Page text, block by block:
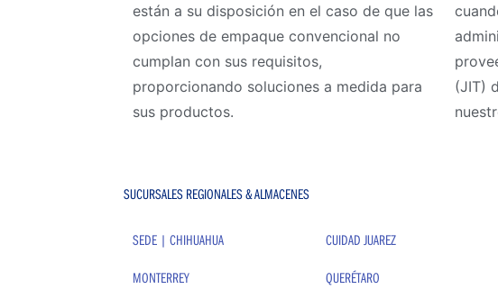
están a su disposición en el caso de que las
opciones de empaque convencional no
cumplan con sus requisitos,
proporcionando soluciones a medida para
sus productos.
(JIT)
SUCURSALES REGIONALES & ALMACENES
SEDE | CHIHUAHUA CUIDAD JUAREZ
MONTERREY QUERÉTARO